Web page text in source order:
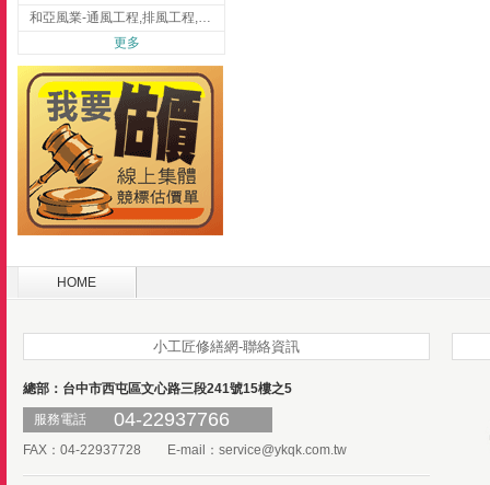
和亞風業-通風工程,排風工程,彰化通風工程,彰化排風工程
更多
HOME
小工匠修繕網-聯絡資訊
總部：台中市西屯區文心路三段241號15樓之5
服務電話
04-22937766
FAX：04-22937728 E-mail： service@ykqk.com.tw